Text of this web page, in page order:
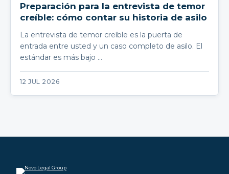
Preparación para la entrevista de temor
creíble: cómo contar su historia de asilo
La entrevista de temor creíble es la puerta de
entrada entre usted y un caso completo de asilo. El
estándar es más bajo …
12 JUL 2026